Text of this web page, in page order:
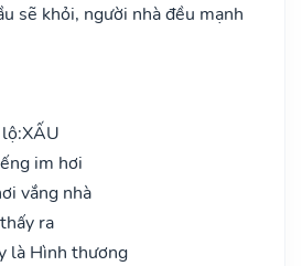
sẽ khỏi, người nhà đều mạnh
XẤU
im hơi
vắng nhà
ra
là Hình thương